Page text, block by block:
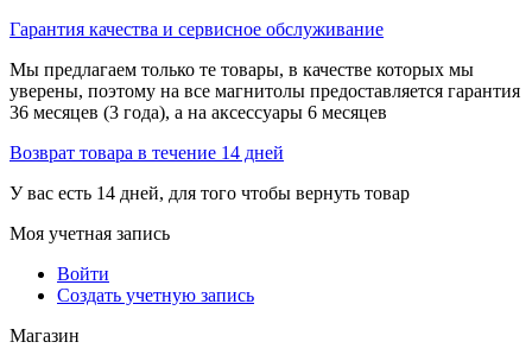
Гарантия качества и сервисное обслуживание
Мы предлагаем только те товары, в качестве которых мы
уверены, поэтому на все магнитолы предоставляется гарантия
36 месяцев (3 года), а на аксессуары 6 месяцев
Возврат товара в течение 14 дней
У вас есть 14 дней, для того чтобы вернуть товар
Моя учетная запись
Войти
Создать учетную запись
Магазин